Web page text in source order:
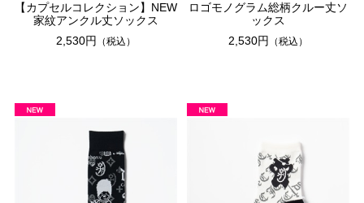
【カプセルコレクション】NEW
家紋アンクル丈ソックス
2,530円
（税込）
ロゴモノグラム総柄クルー丈ソ
ックス
2,530円
（税込）